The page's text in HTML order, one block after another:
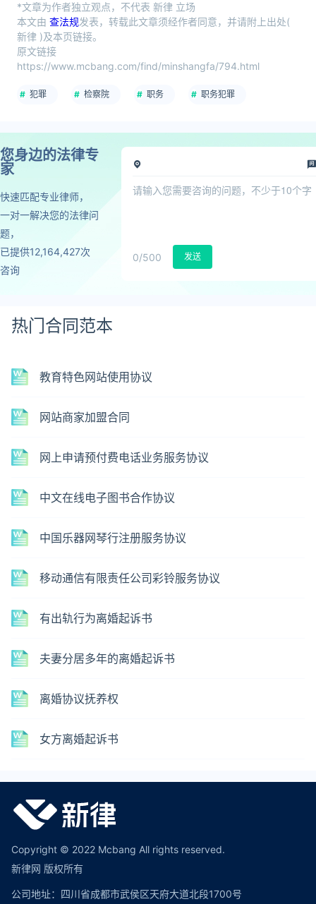
*文章为作者独立观点，不代表 新律 立场
本文由 查法规发表，转载此文章须经作者同意，并请附上出处(
新律 )及本页链接。
原文链接
https://www.mcbang.com/find/minshangfa/794.html
犯罪 检察院 职务 职务犯罪
您身边的法律专
家
快速匹配专业律师，
一对一解决您的法律问
题，
已提供12,164,427次
咨询
0/500 发送
热门合同范本
教育特色网站使用协议
网站商家加盟合同
网上申请预付费电话业务服务协议
中文在线电子图书合作协议
中国乐器网琴行注册服务协议
移动通信有限责任公司彩铃服务协议
有出轨行为离婚起诉书
夫妻分居多年的离婚起诉书
离婚协议抚养权
女方离婚起诉书
Copyright © 2022 Mcbang All rights reserved.
新律网 版权所有
公司地址：四川省成都市武侯区天府大道北段1700号